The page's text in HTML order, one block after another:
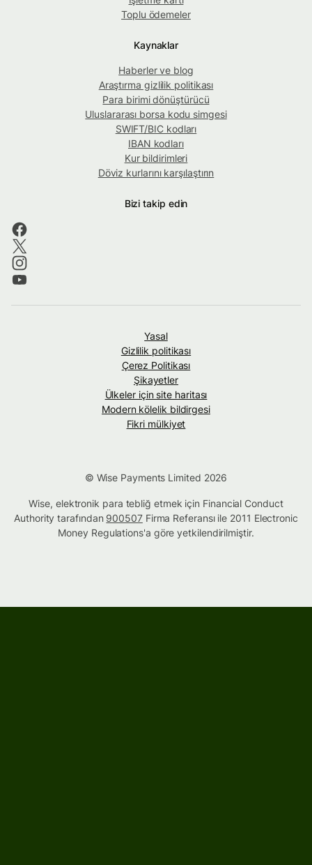
Toplu ödemeler
Kaynaklar
Haberler ve blog
Araştırma gizlilik politikası
Para birimi dönüştürücü
Uluslararası borsa kodu simgesi
SWIFT/BIC kodları
IBAN kodları
Kur bildirimleri
Döviz kurlarını karşılaştırın
Bizi takip edin
Yasal
Gizlilik politikası
Çerez Politikası
Şikayetler
Ülkeler için site haritası
Modern kölelik bildirgesi
Fikri mülkiyet
© Wise Payments Limited 2026
Wise, elektronik para tebliğ etmek için Financial Conduct
Authority tarafından 900507Firma Referansı ile 2011 Electronic
Money Regulations'a göre yetkilendirilmiştir.